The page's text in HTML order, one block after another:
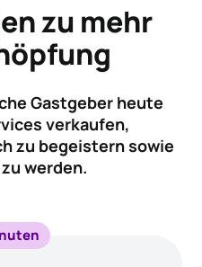
zu mehr
Gastgeber heute
verkaufen,
zu begeistern sowie
werden.